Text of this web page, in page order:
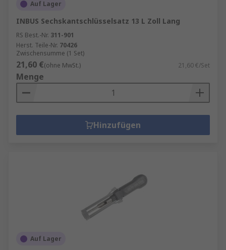
Auf Lager
INBUS Sechskantschlüsselsatz 13 L Zoll Lang
RS Best.-Nr. 311-901
Herst. Teile-Nr. 70426
Zwischensumme (1 Set)
21,60 €(ohne MwSt.) 21,60 €/Set
Menge
Hinzufügen
Auf Lager